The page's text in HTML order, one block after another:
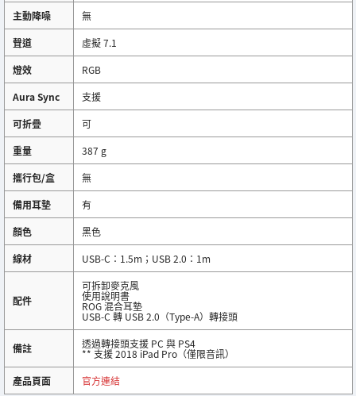
主動降噪
無
聲道
虛擬 7.1
燈效
RGB
Aura Sync
支援
可折疊
可
重量
387 g
攜行包/盒
無
備用耳墊
有
顏色
黑色
線材
USB-C：1.5m；USB 2.0：1m
配件
可拆卸麥克風
使用說明書
ROG 混合耳墊
USB-C 轉 USB 2.0（Type-A）轉接頭
備註 透過轉接頭支援 PC 與 PS4
** 支援 2018 iPad Pro（僅限音訊）
產品頁面
官方連結